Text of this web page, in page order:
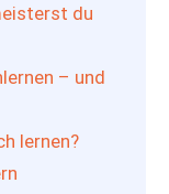
du
– und
lernen?